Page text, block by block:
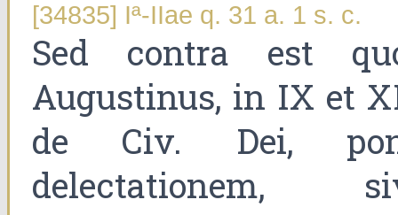
[34835] Iª-IIae q. 31 a. 1 s. c.
Sed contra est
Augustinus, in IX et
de Civ. Dei,
delectationem,